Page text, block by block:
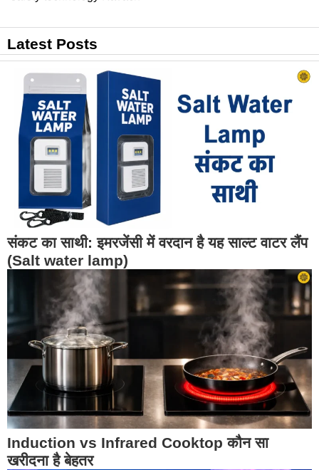
Latest Posts
संकट का साथी: इमरजेंसी में वरदान है यह साल्ट वाटर लैंप
(Salt water lamp)
Induction vs Infrared Cooktop कौन सा
खरीदना है बेहतर